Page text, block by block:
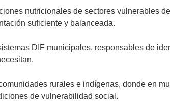
nutricionales de sectores vulnerables
suficiente y balanceada.
DIF municipales, responsables de
rurales e indígenas, donde en
de vulnerabilidad social.